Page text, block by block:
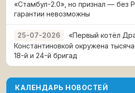
«Стамбул-2.0», но признал — без
гарантии невозможны
25-07-2026
«Первый котёл
Константиновкой окружена
18-й и 24-й бригад
КАЛЕНДАРЬ НОВОСТЕЙ